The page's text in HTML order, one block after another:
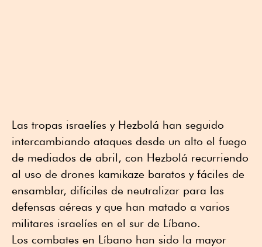
Las tropas israelíes y Hezbolá han seguido
intercambiando ataques desde un alto el fuego
de mediados de abril, con Hezbolá recurriendo
al uso de drones kamikaze baratos y fáciles de
ensamblar, difíciles de neutralizar para las
defensas aéreas y que han matado a varios
militares israelíes en el sur de Líbano.
Los combates en Líbano han sido la mayor